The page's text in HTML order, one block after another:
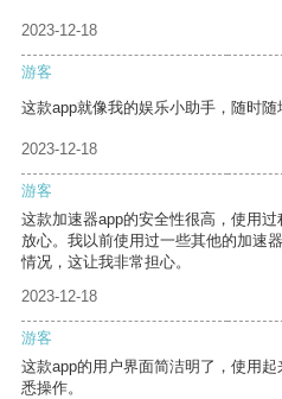
2023-12-18
游客
这款app就像我的娱乐小助手，随时随
2023-12-18
游客
这款加速器app的安全性很高，使用
放心。我以前使用过一些其他的加速
情况，这让我非常担心。
2023-12-18
游客
这款app的用户界面简洁明了，使用
悉操作。